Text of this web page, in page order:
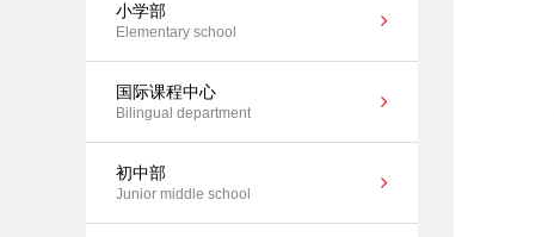
小学部
Elementary school
国际课程中心
Bilingual department
初中部
Junior middle school